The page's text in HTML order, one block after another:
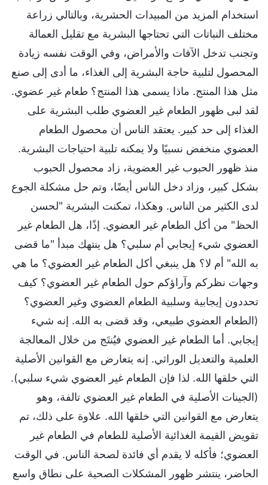
استخدام المزيد من المبيدات الحشرية، وبالتالي زراعة
مختلف النباتات التي تحتاجها البشرية مع تقليل العمالة
وتجنب تدخل الآفات والأمراض، وفي الوقت نفسه زيادة
المحصول لتلبية حاجة البشرية إلى الغذاء، ما أدى إلى صنع
مثل هذا المنتج. ماذا يسمى هذا المنتج؟ طعام غير عضوي.
لقد لبى ظهور الطعام غير العضوي طلب البشرية على
الغذاء إلى حد كبير. يعتقد الناس أن محصول الطعام
العضوي منخفض نسبيًا ولا يمكنه تلبية احتياجات البشرية.
منذ ظهور الحبوب غير العضوية، زاد محصول الحبوب
بشكل كبير، وزاد دخل الناس أيضًا، وتم حل مشكلة الجوع
لدى الكثير من الناس. وهكذا، تمكنت البشرية "لحسن
الحظ" من أكل الطعام غير العضوي. إذًا، هل الطعام غير
العضوي شيء إيجابي أم سلبي؟ هل ينتهك مبدأ "ما قضى
به الله" أم لا؟ هل ينبغي أكل الطعام غير العضوي؟ ما هي
وجهات نظركم وآراؤكم حول الطعام غير العضوي؟ كيف
تحددون إيجابية وسلبية الطعام العضوي وغير العضوي؟
(الطعام العضوي طبيعي، وقد قضى به الله. إنه شيء
إيجابي. أما الطعام غير العضوي فيُنتَج من خلال المعالجة
العلمية والتعديل الوراثي. إنه يتعارض مع القوانين الأصلية
التي خلقها الله. لذا فإن الطعام غير العضوي شيء سلبي).
(الجينات الأصلية في الطعام غير العضوي تالفة، وهو
يتعارض مع القوانين التي خلقها الله. علاوة على ذلك، تم
تقويض القيمة الغذائية الأصلية للطعام في الطعام غير
العضوي؛ فأكله لا يقدم أي فائدة لصحة الناس. في الوقت
الحاضر، ينتشر ظهور المشكلات الصحية على نطاق واسع